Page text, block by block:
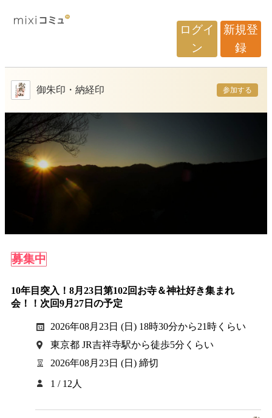
ログイ
ン
新規登
録
御朱印・納経印 参加する
募集中
10年目突入！8月23日第102回お寺＆神社好き集まれ
会！！次回9月27日の予定
2026年08月23日 (日) 18時30分から21時くらい
東京都 JR吉祥寺駅から徒歩5分くらい
2026年08月23日 (日) 締切
1 / 12人